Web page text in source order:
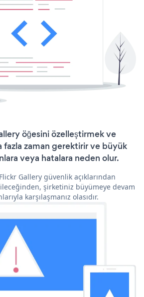
öğesini özelleştirmek ve
zaman gerektirir ve büyük
veya hatalara neden olur.
Gallery güvenlik açıklarından
şirketiniz büyümeye devam
karşılaşmanız olasıdır.